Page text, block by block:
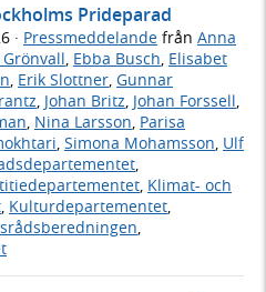
Prideparad
· Pressmeddelande från Anna
, Ebba Busch, Elisabet
, Erik Slottner, Gunnar
, Johan Britz, Johan Forssell,
, Nina Larsson, Parisa
, Simona Mohamsson, Ulf
,
, Klimat- och
, Kulturdepartementet,
,